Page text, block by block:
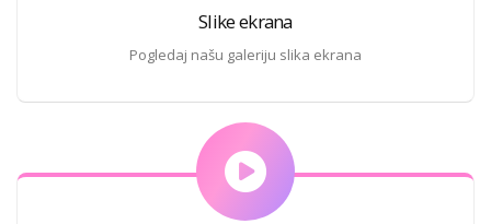
Slike ekrana
Pogledaj našu galeriju slika ekrana